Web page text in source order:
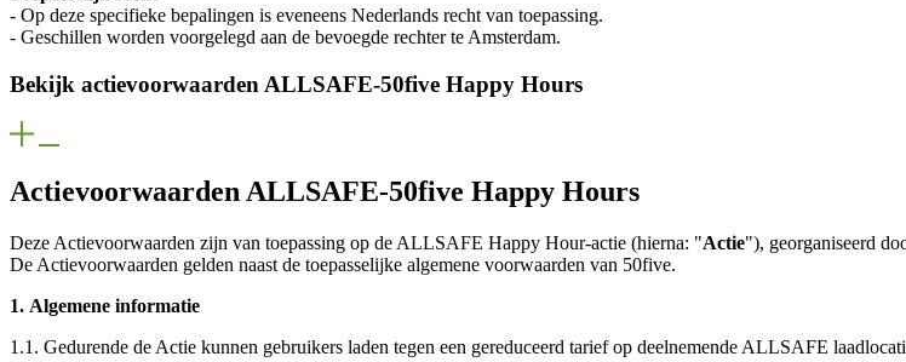
- Op deze specifieke bepalingen is eveneens Nederlands recht van toepassing.
- Geschillen worden voorgelegd aan de bevoegde rechter te Amsterdam.
Bekijk actievoorwaarden ALLSAFE-50five Happy Hours
Actievoorwaarden ALLSAFE-50five Happy Hours
Deze Actievoorwaarden zijn van toepassing op de ALLSAFE Happy Hour-actie (hierna: "Actie"), georganiseerd
De Actievoorwaarden gelden naast de toepasselijke algemene voorwaarden van 50five.
1. Algemene informatie
1.1. Gedurende de Actie kunnen gebruikers laden tegen een gereduceerd tarief op deelnemende ALLSAFE